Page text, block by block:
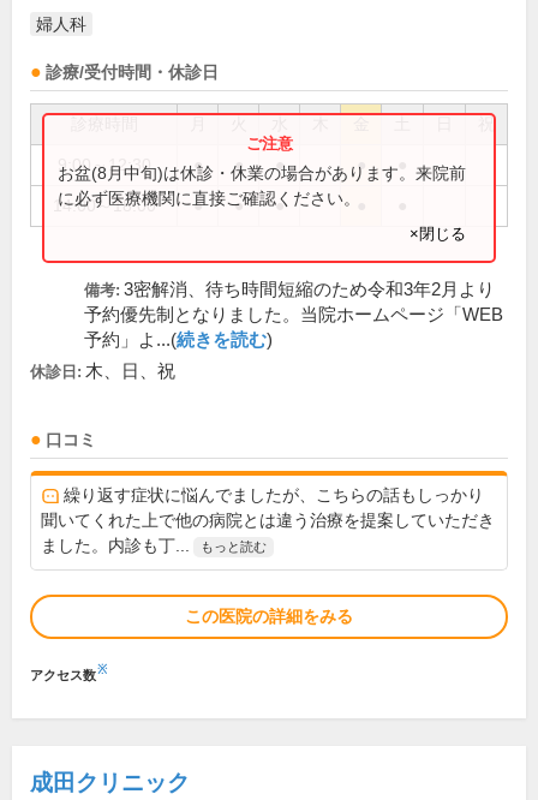
婦人科
診療/受付時間・休診日
祝
9:00～12:30 ● ● ● ●
14:00～18:00 ● ● ●
お盆(8月中旬)は休診・休業の場合があります。来院前
に必ず医療機関に直接ご確認ください。
×閉じる
備考: 3密解消、待ち時間短縮のため令和3年2月より
予約優先制となりました。当院ホームページ「WEB
予約」よ...(続きを読む)
休診日: 木、日、祝
口コミ
繰り返す症状に悩んでましたが、こちらの話もしっかり
聞いてくれた上で他の病院とは違う治療を提案していただき
ました。内診も丁...
もっと読む
この医院の詳細をみる
アクセス数※
成田クリニック